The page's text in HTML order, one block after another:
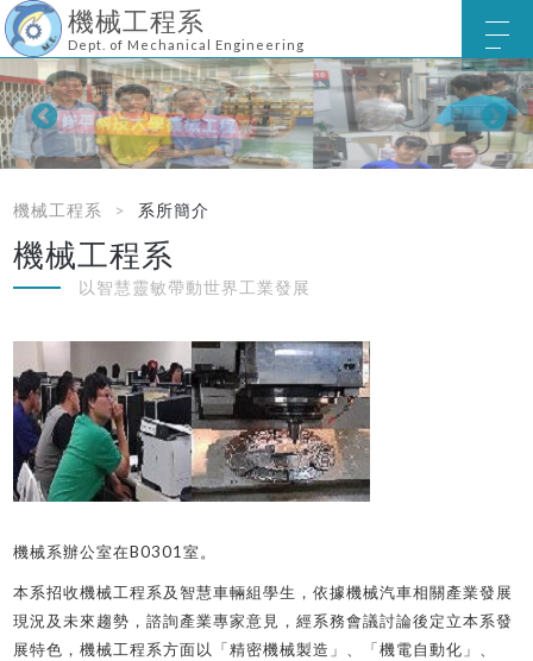
機械工程系
Dept. of Mechanical Engineering
機械工程系 系所簡介
機械工程系
以智慧靈敏帶動世界工業發展
機械系辦公室在B0301室。
本系招收機械工程系及智慧車輛組學生，依據機械汽車相關產業發展
現況及未來趨勢，諮詢產業專家意見，經系務會議討論後定立本系發
展特色，機械工程系方面以「精密機械製造」、「機電自動化」、